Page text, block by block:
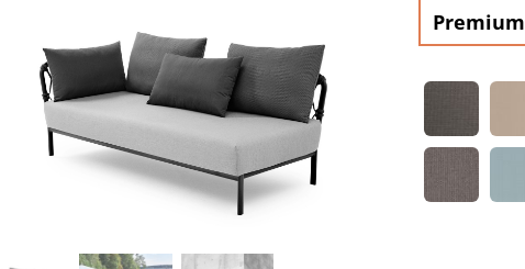
Premium